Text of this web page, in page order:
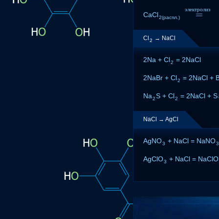
CaCl2(распл.) =
электролиз
ек
Cl 2 → NaCl
2Na + Cl2 = 2NaCl
2NaBr + Cl2 = 2NaCl +
Na2S + Cl2 = 2NaCl +
NaCl → AgCl
AgNO3 + NaCl = NaNO3
AgClO3 + NaCl = NaClO